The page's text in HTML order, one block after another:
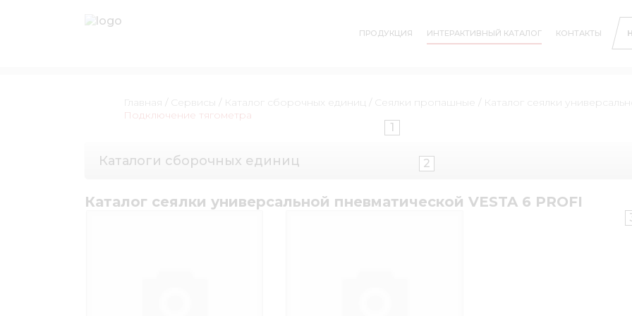
ПРОДУКЦИЯ ИНТЕРАКТИВНЫЙ КАТАЛОГ КОНТАКТЫ
Главная / Сервисы / Каталог сборочных единиц / Сеялки пропашные / Каталог сеялки
Подключение тягометра
Каталоги сборочных единиц
Каталог сеялки универсальной пневматической VESTA 6 PROFI
1
2